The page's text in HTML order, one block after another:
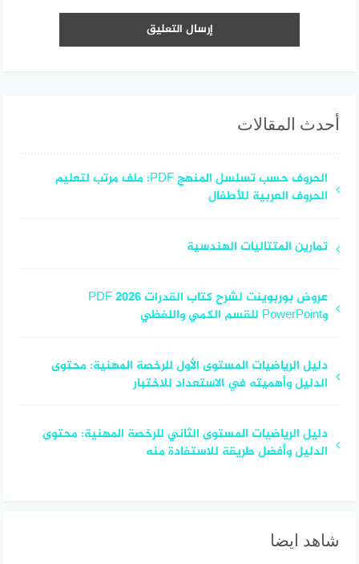
أحدث المقالات
الحروف حسب تسلسل المنهج PDF: ملف مرتب لتعليم
الحروف العربية للأطفال
تمارين المتتاليات الهندسية
عروض بوربوينت لشرح كتاب القدرات 2026 PDF
وPowerPoint للقسم الكمي واللفظي
دليل الرياضيات المستوى الأول للرخصة المهنية: محتوى
الدليل وأهميته في الاستعداد للاختبار
دليل الرياضيات المستوى الثاني للرخصة المهنية: محتوى
الدليل وأفضل طريقة للاستفادة منه
شاهد ايضا